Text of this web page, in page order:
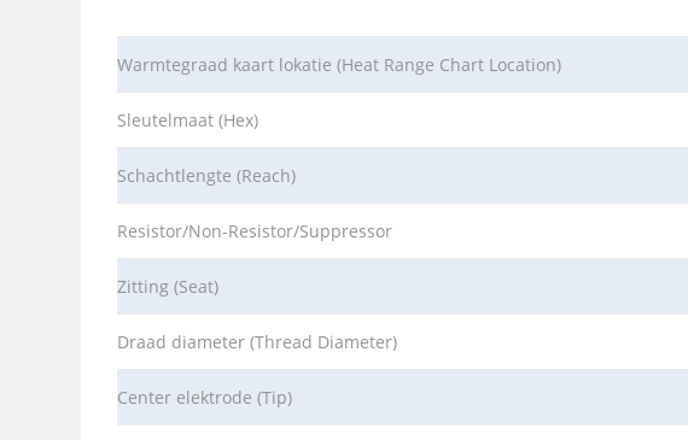
Warmtegraad kaart lokatie (Heat Range Chart Location)
Sleutelmaat (Hex)
Schachtlengte (Reach)
Resistor/Non-Resistor/Suppressor
Zitting (Seat)
Draad diameter (Thread Diameter)
Center elektrode (Tip)